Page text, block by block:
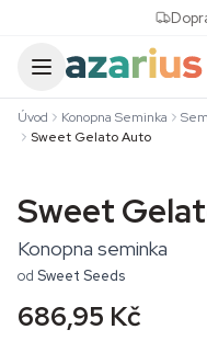
Úvod Konopna Seminka
Sweet Gelato Auto
Sweet
Konopna seminka
od Sweet Seeds
686,95 Kč